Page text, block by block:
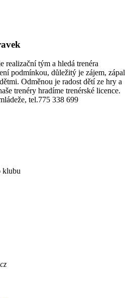
realizační tým a hledá trenéra
podmínkou, důležitý je zájem, zápal
Odměnou je radost dětí ze hry a
trenéry hradíme trenérské licence.
tel.775 338 699
klubu